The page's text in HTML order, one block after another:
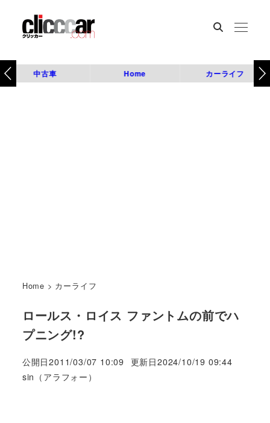
中古車 Home カーライフ
Home > カーライフ
ロールス・ロイス ファントムの前でハ
プニング!?
公開日2011/03/07 10:09 更新日2024/10/19 09:44
著
sin（アラフォー）